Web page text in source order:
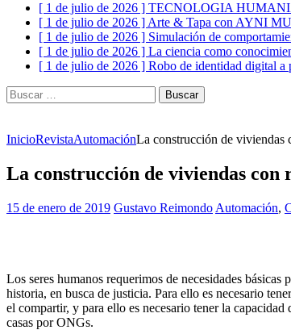
[ 1 de julio de 2026 ] TECNOLOGIA
[ 1 de julio de 2026 ] Arte & Tapa con AYNI
[ 1 de julio de 2026 ] Simulación de
[ 1 de julio de 2026 ] La ciencia como
[ 1 de julio de 2026 ] Robo de identidad digital a
Buscar:
InicioRevistaAutomaciónLa construcción de viviendas
La construcción de viviendas con
15 de enero de 2019 Gustavo Reimondo Automación,
Los seres humanos requerimos de necesidades
historia, en busca de justicia. Para ello es necesario
el compartir, y para ello es necesario tener la
casas por ONGs.